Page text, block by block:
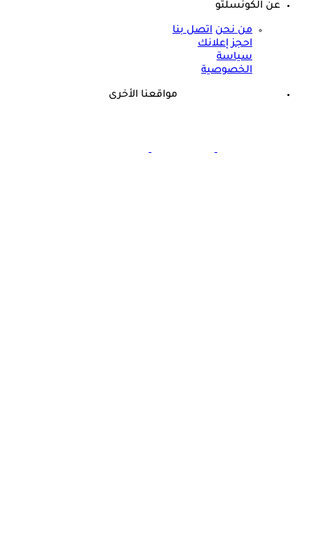
عن الكونسلتو
من نحن اتصل بنا
احجز إعلانك
سياسة
الخصوصية
مواقعنا الأخرى